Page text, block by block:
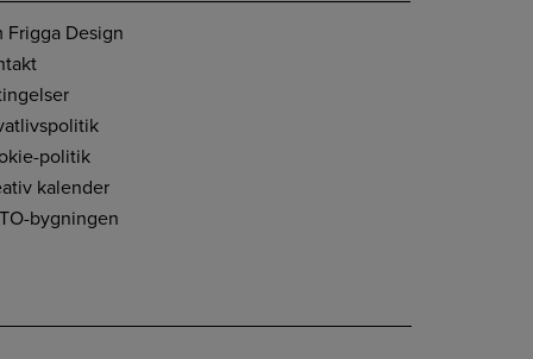
Frigga Design
politik
kalender
bygningen